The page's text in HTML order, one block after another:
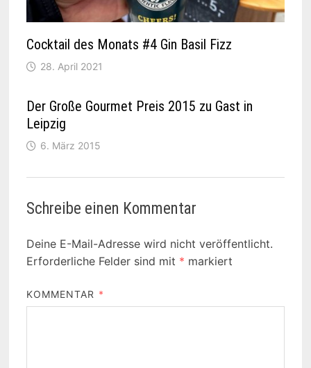
Cocktail des Monats #4 Gin Basil Fizz
28. April 2021
Der Große Gourmet Preis 2015 zu Gast in
Leipzig
6. März 2015
Schreibe einen Kommentar
Deine E-Mail-Adresse wird nicht veröffentlicht.
Erforderliche Felder sind mit * markiert
KOMMENTAR *